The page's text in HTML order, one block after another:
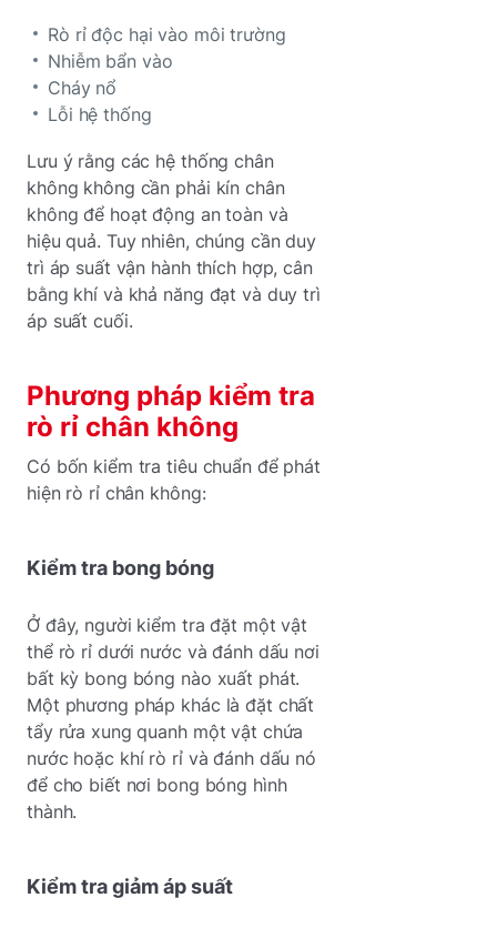
Rò rỉ độc hại vào môi trường
Nhiễm bẩn vào
Cháy nổ
Lỗi hệ thống
Lưu ý rằng các hệ thống chân
không không cần phải kín chân
không để hoạt động an toàn và
hiệu quả. Tuy nhiên, chúng cần duy
trì áp suất vận hành thích hợp, cân
bằng khí và khả năng đạt và duy trì
áp suất cuối.
Phương pháp kiểm tra
rò rỉ chân không
Có bốn kiểm tra tiêu chuẩn để phát
hiện rò rỉ chân không:
Kiểm tra bong bóng
Ở đây, người kiểm tra đặt một vật
thể rò rỉ dưới nước và đánh dấu nơi
bất kỳ bong bóng nào xuất phát.
Một phương pháp khác là đặt chất
tẩy rửa xung quanh một vật chứa
nước hoặc khí rò rỉ và đánh dấu nó
để cho biết nơi bong bóng hình
thành.
Kiểm tra giảm áp suất